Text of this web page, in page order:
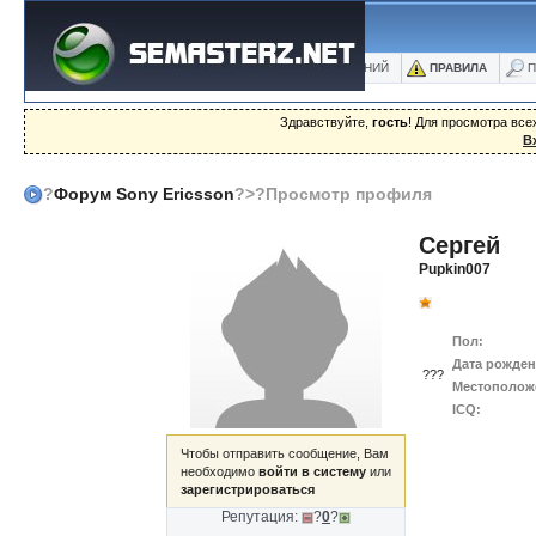
ФОРУМ БЛОГИ ФОТО БАЗА ЗНАНИЙ ПРАВИЛА
Здравствуйте, гость! Для просмотра
?Форум Sony Ericsson?>?Просмотр профиля
Чтобы отправить сообщение, Вам
необходимо войти в систему или
зарегистрироваться
Репутация: ?0?
Сергей
Pupkin007
???
Пол:
Дата
ICQ: